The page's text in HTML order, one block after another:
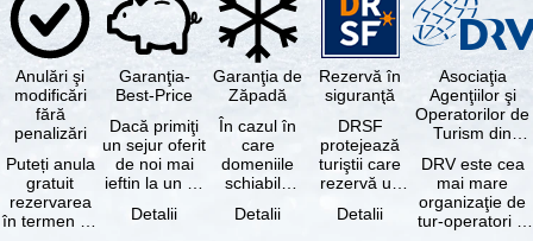
Anulări şi
modificări
fără
penalizări
Puteți anula
gratuit
rezervarea
în termen de
Garanţia-
Best-Price
Dacă primiţi
un sejur oferit
de noi mai
ieftin la un alt
cu aceleaşi …
Detalii
Garanţia de
Zăpadă
În cazul în
care
domeniile
schiabile
skipass-ul
Detalii
Rezervă în
siguranţă
DRSF
protejează
turiştii care
rezervă un
sau servicii
Detalii
Asociaţia
Agenţiilor şi
Operatorilor de
Turism din
DRV este cea
mai mare
organizaţie de
tur-operatori şi